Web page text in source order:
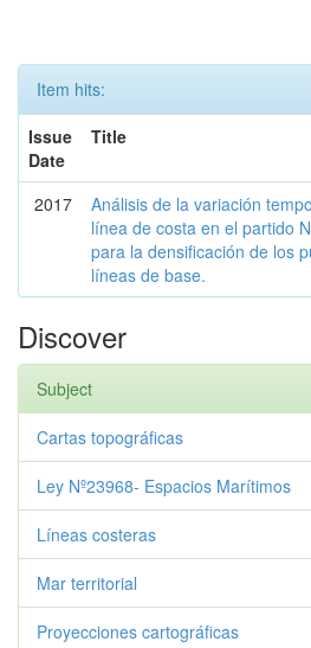
Item hits:
Issue
Date
Title
2017
Análisis de la variación
línea de costa en el partido
para la densificación de los
líneas de base.
Discover
Subject
Cartas topográficas
Ley Nº23968- Espacios Marítimos
Líneas costeras
Mar territorial
Proyecciones cartográficas